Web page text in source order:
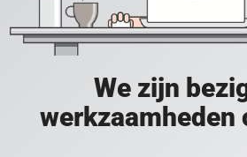
We zijn
werkzaamheden